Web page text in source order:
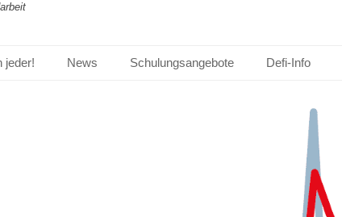
jeder! News Schulungsangebote Defi-Info